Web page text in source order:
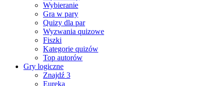
Wybieranie
Gra w pary
Quizy dla par
Wyzwania quizowe
Fiszki
Kategorie quizów
Top autorów
Gry logiczne
Znajdź 3
Eureka